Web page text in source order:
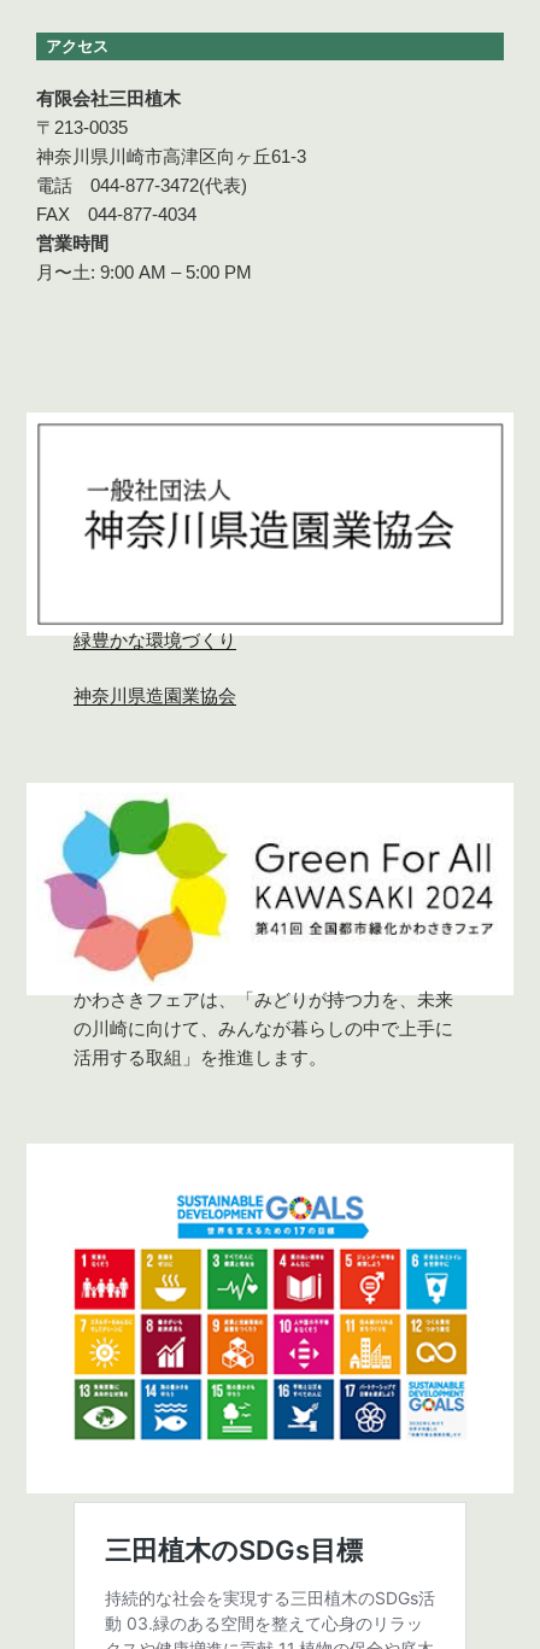
アクセス
有限会社三田植木
〒213-0035
神奈川県川崎市高津区向ヶ丘61-3
電話 044-877-3472(代表)
FAX 044-877-4034
営業時間
月〜土: 9:00 AM – 5:00 PM
緑豊かな環境づくり
神奈川県造園業協会
かわさきフェアは、「みどりが持つ力を、未来
の川崎に向けて、みんなが暮らしの中で上手に
活用する取組」を推進します。